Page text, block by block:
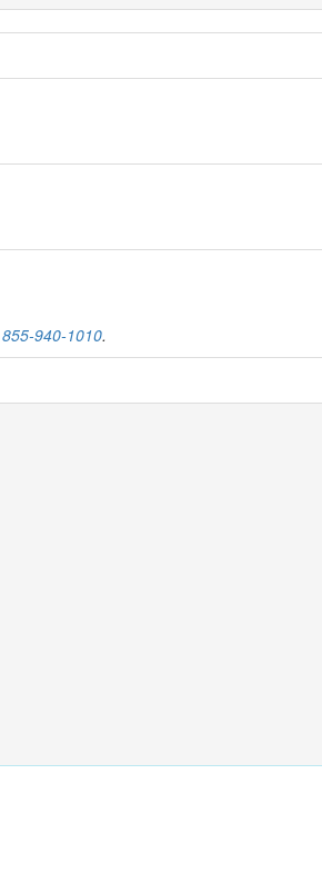
855-940-1010.